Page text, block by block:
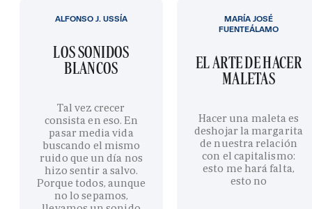
LOS SONIDOS
BLANCOS
Tal vez crecer
consista en eso. En
pasar media vida
buscando el mismo
ruido que un día nos
hizo sentir a salvo.
Porque todos, aunque
no lo sepamos,
ALFONSO J. USSÍA
EL ARTE DE HACER
MALETAS
Hacer una maleta es
deshojar la margarita
de nuestra relación
con el capitalismo:
esto me hará falta,
esto no
MARÍA JOSÉ
FUENTEÁLAMO